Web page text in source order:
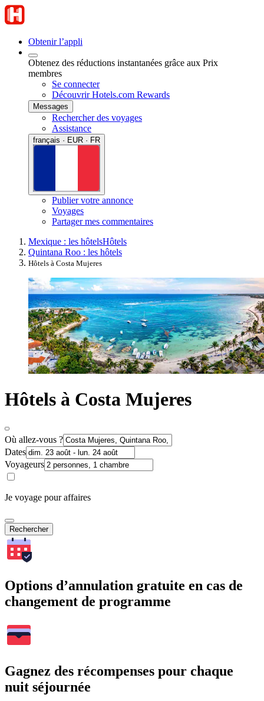
Obtenir l’appli
Obtenez des réductions instantanées grâce aux Prix
membres
Se connecter
Découvrir Hotels.com Rewards
Messages
Rechercher des voyages
Assistance
français · EUR · FR
Publier votre annonce
Voyages
Partager mes commentaires
Mexique : les hôtelsHôtels
Quintana Roo : les hôtels
Hôtels à Costa Mujeres
Hôtels à Costa Mujeres
Où allez-vous ?
Dates
Voyageurs
Je voyage pour affaires
Rechercher
Options d’annulation gratuite en cas de
changement de programme
Gagnez des récompenses pour chaque
nuit séjournée